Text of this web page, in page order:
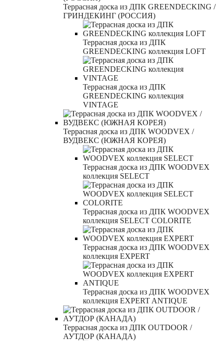
Террасная доска из ДПК GREENDECKING /
ГРИНДЕКИНГ (РОССИЯ)
Террасная доска из ДПК
GREENDECKING коллекция LOFT
Террасная доска из ДПК
GREENDECKING коллекция
VINTAGE
Террасная доска из ДПК WOODVEX /
ВУДВЕКС (ЮЖНАЯ КОРЕЯ)
Террасная доска из ДПК WOODVEX
коллекция SELECT
Террасная доска из ДПК WOODVEX
коллекция SELECT COLORITE
Террасная доска из ДПК WOODVEX
коллекция EXPERT
Террасная доска из ДПК WOODVEX
коллекция EXPERT ANTIQUE
Террасная доска из ДПК OUTDOOR /
АУТДОР (КАНАДА)